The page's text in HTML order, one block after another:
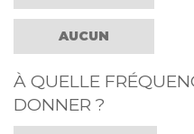
AUCUN
À QUELLE
DONNER ?